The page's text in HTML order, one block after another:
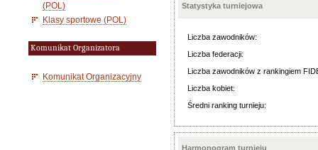
(POL)
Klasy sportowe (POL)
Komunikat Organizatora
Komunikat Organizacyjny
Statystyka turniejowa
Liczba zawodników:
Liczba federacji:
Liczba zawodników z rankingiem
Liczba kobiet:
Średni ranking turnieju:
Harmonogram turnieju